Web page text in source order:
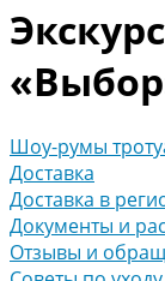
Шоу-румы
Доставка
Доставка в
Документы и
Отзывы и